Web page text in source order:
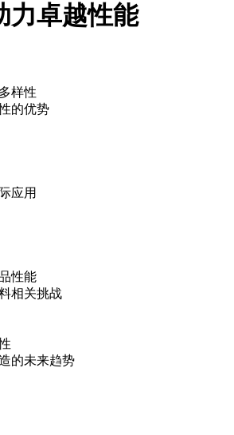
力卓越性能
样性
的优势
应用
性能
相关挑战
的未来趋势